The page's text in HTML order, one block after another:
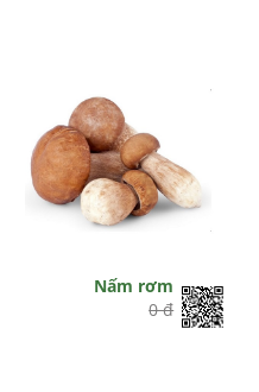
Nấm rơm
0 đ